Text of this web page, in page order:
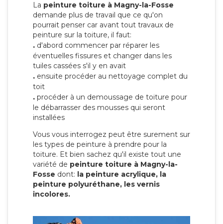
La peinture toiture à Magny-la-Fosse
demande plus de travail que ce qu'on
pourrait penser car avant tout travaux de
peinture sur la toiture, il faut:
. d'abord commencer par réparer les
éventuelles fissures et changer dans les
tuiles cassées s'il y en avait
. ensuite procéder au nettoyage complet du
toit
. procéder à un demoussage de toiture pour
le débarrasser des mousses qui seront
installées
Vous vous interrogez peut être surement sur
les types de peinture à prendre pour la
toiture. Et bien sachez qu'il existe tout une
variété de peinture toiture à Magny-la-
Fosse dont: la peinture acrylique, la
peinture polyuréthane, les vernis
incolores.